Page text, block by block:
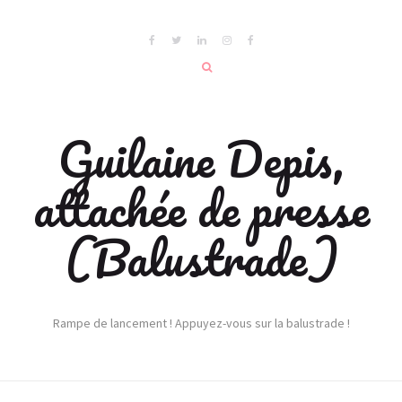
Guilaine Depis,
attachée de presse
(Balustrade)
Rampe de lancement ! Appuyez-vous sur la balustrade !